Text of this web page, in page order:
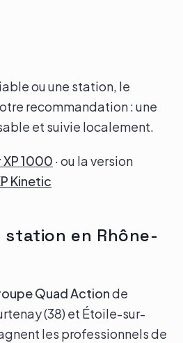
ou une station, le
recommandation : une
et suivie localement.
1000 · ou la version
Kinetic
station en Rhône-
Quad Actionde
(38) et Étoile-sur-
les professionnels de